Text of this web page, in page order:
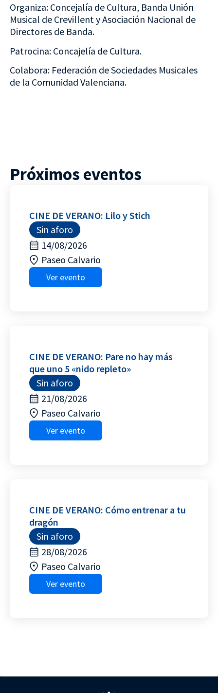
Organiza: Concejalía de Cultura, Banda Unión
Musical de Crevillent y Asociación Nacional de
Directores de Banda.
Patrocina: Concajelía de Cultura.
Colabora: Federación de Sociedades Musicales
de la Comunidad Valenciana.
Próximos eventos
CINE DE VERANO: Lilo y Stich
Sin aforo
14/08/2026
Paseo Calvario
Ver evento
CINE DE VERANO: Pare no hay más
que uno 5 «nido repleto»
Sin aforo
21/08/2026
Paseo Calvario
Ver evento
CINE DE VERANO: Cómo entrenar a tu
dragón
Sin aforo
28/08/2026
Paseo Calvario
Ver evento